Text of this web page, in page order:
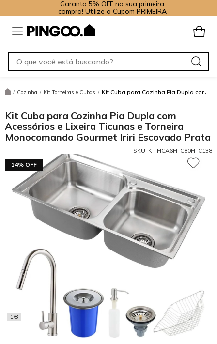
Garanta 5% OFF na sua primeira
compra! Utilize o Cupom PRIMEIRA
/ Cozinha / Kit Torneiras e Cubas / Kit Cuba para Cozinha Pia Dupla com
Kit Cuba para Cozinha Pia Dupla com
Acessórios e Lixeira Ticunas e Torneira
Monocomando Gourmet Iriri Escovado Prata
SKU: KITHCA6HTC80HTC138
14% OFF
1/8